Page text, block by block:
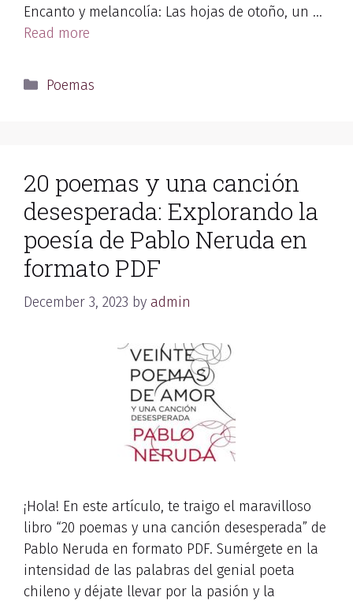
Encanto y melancolía: Las hojas de otoño, un …
Read more
Categories
Poemas
20 poemas y una canción
desesperada: Explorando la
poesía de Pablo Neruda en
formato PDF
December 3, 2023 by admin
¡Hola! En este artículo, te traigo el maravilloso
libro “20 poemas y una canción desesperada” de
Pablo Neruda en formato PDF. Sumérgete en la
intensidad de las palabras del genial poeta
chileno y déjate llevar por la pasión y la